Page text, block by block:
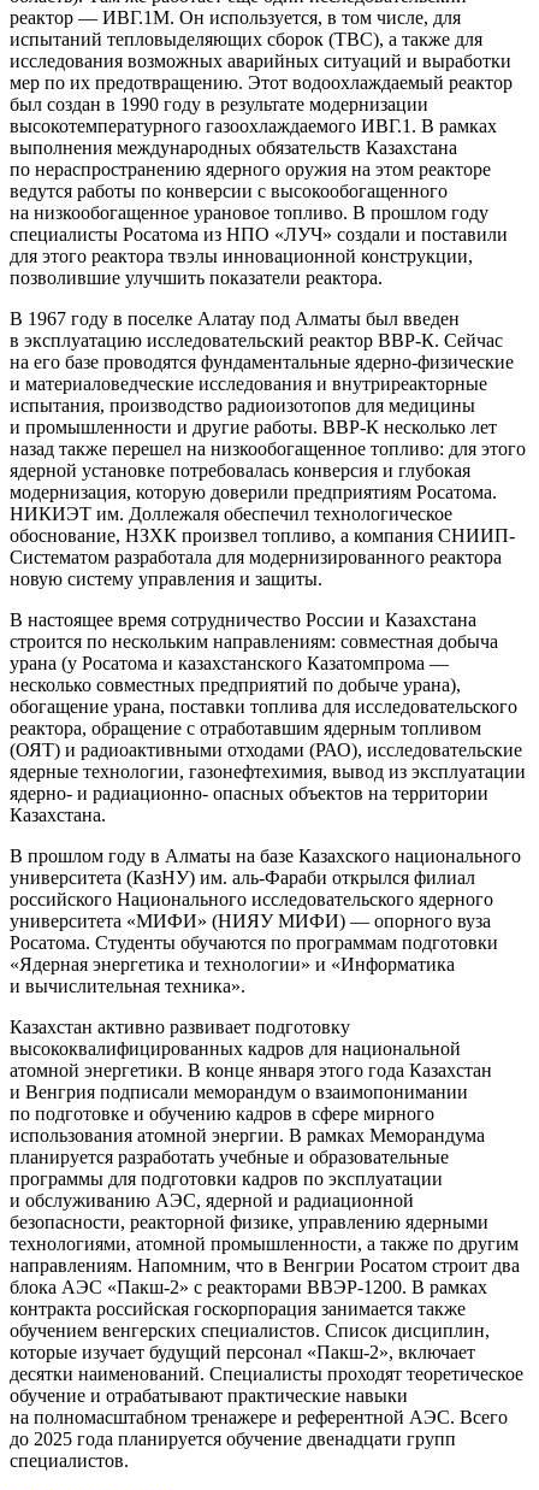
реактор — ​ИВГ.1М. Он используется, в том числе, для
испытаний тепловыделяющих сборок (ТВС), а также для
исследования возможных аварийных ситуаций и выработки
мер по их предотвращению. Этот водоохлаждаемый реактор
был создан в 1990 году в результате модернизации
высокотемпературного газоохлаждаемого ИВГ.1. В рамках
выполнения международных обязательств Казахстана
по нераспространению ядерного оружия на этом реакторе
ведутся работы по конверсии с высокообогащенного
на низкообогащенное урановое топливо. В прошлом году
специалисты Росатома из НПО «ЛУЧ» создали и поставили
для этого реактора твэлы инновационной конструкции,
позволившие улучшить показатели реактора.
В 1967 году в поселке Алатау под Алматы был введен
в эксплуатацию исследовательский реактор ВВР-К. Сейчас
на его базе проводятся фундаментальные ядерно-­физические
и материаловедческие исследования и внутриреакторные
испытания, производство радиоизотопов для медицины
и промышленности и другие работы. ВВР-К несколько лет
назад также перешел на низкообогащенное топливо: для этого
ядерной установке потребовалась конверсия и глубокая
модернизация, которую доверили предприятиям Росатома.
НИКИЭТ им. Доллежаля обеспечил технологическое
обоснование, НЗХК произвел топливо, а компания СНИИП-
Систематом разработала для модернизированного реактора
новую систему управления и защиты.
В настоящее время сотрудничество России и Казахстана
строится по нескольким направлениям: совместная добыча
урана (у Росатома и казахстанского Казатомпрома — ​
несколько совместных предприятий по добыче урана),
обогащение урана, поставки топлива для исследовательского
реактора, обращение с отработавшим ядерным топливом
(ОЯТ) и радиоактивными отходами (РАО), исследовательские
ядерные технологии, газонефтехимия, вывод из эксплуатации
ядерно- и радиационно- опасных объектов на территории
Казахстана.
В прошлом году в Алматы на базе Казахского национального
университета (КазНУ) им. аль-­Фараби открылся филиал
российского Национального исследовательского ядерного
университета «МИФИ» (НИЯУ МИФИ) — ​опорного вуза
Росатома. Студенты обучаются по программам подготовки
«Ядерная энергетика и технологии» и «Информатика
и вычислительная техника».
Казахстан активно развивает подготовку
высококвалифицированных кадров для национальной
атомной энергетики. В конце января этого года Казахстан
и Венгрия подписали меморандум о взаимопонимании
по подготовке и обучению кадров в сфере мирного
использования атомной энергии. В рамках Меморандума
планируется разработать учебные и образовательные
программы для подготовки кадров по эксплуатации
и обслуживанию АЭС, ядерной и радиационной
безопасности, реакторной физике, управлению ядерными
технологиями, атомной промышленности, а также по другим
направлениям. Напомним, что в Венгрии Росатом строит два
блока АЭС «Пакш‑2» с реакторами ВВЭР‑1200. В рамках
контракта российская госкорпорация занимается также
обучением венгерских специалистов. Список дисциплин,
которые изучает будущий персонал «Пакш‑2», включает
десятки наименований. Специалисты проходят теоретическое
обучение и отрабатывают практические навыки
на полномасштабном тренажере и референтной АЭС. Всего
до 2025 года планируется обучение двенадцати групп
специалистов.